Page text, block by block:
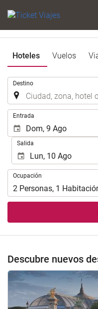
Hoteles Vuelos
Introduzca
lugar
de
destino
en
que
realizar
búsqueda
de
Destino
Introduzca
las
fechas
inicio
fin
para
realizar
Entrada
Salida
Ocupación
Ocupación
2 Personas, 1
Descubre nuevos